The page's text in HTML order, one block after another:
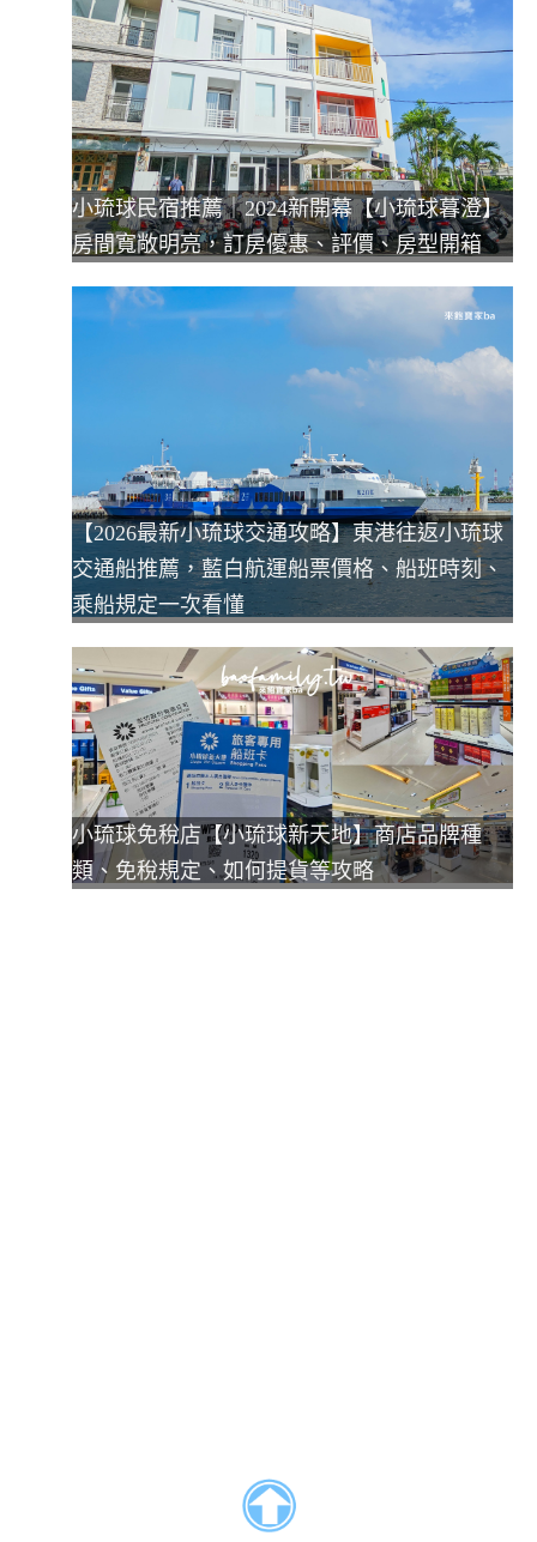
小琉球民宿推薦｜2024新開幕【小琉球暮澄】
房間寬敞明亮，訂房優惠、評價、房型開箱
【2026最新小琉球交通攻略】東港往返小琉球
交通船推薦，藍白航運船票價格、船班時刻、
乘船規定一次看懂
小琉球免稅店【小琉球新天地】商店品牌種
類、免稅規定、如何提貨等攻略